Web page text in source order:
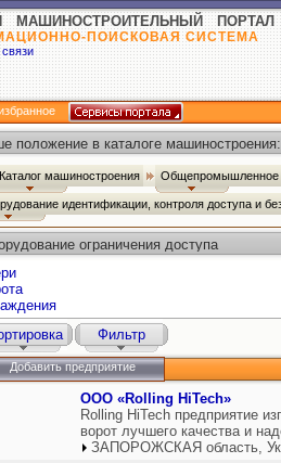
МАШИНОСТРОИТЕЛЬНЫЙ ПОРТАЛ
ПОИСКОВАЯ СИСТЕМА
положение в каталоге машиностроения:
Каталог машиностроения Общепромышленное
идентификации, контроля доступа и
ограничения доступа
Фильтр
Добавить предприятие
ООО «Rolling HiTech»
Rolling HiTech предприятие
ворот лучшего качества и
ЗАПОРОЖСКАЯ область,